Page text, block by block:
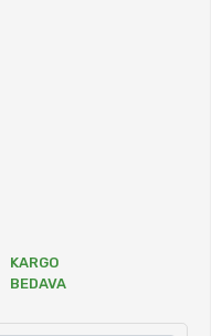
KARGO
BEDAVA